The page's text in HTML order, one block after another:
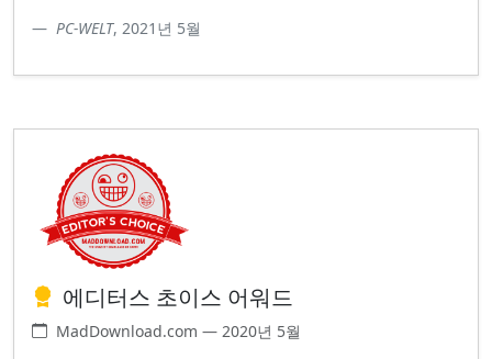
PC-WELT, 2021년 5월
에디터스 초이스 어워드
MadDownload.com — 2020년 5월